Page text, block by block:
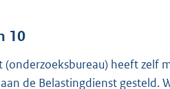
10
(onderzoeksbureau) heeft
de Belastingdienst